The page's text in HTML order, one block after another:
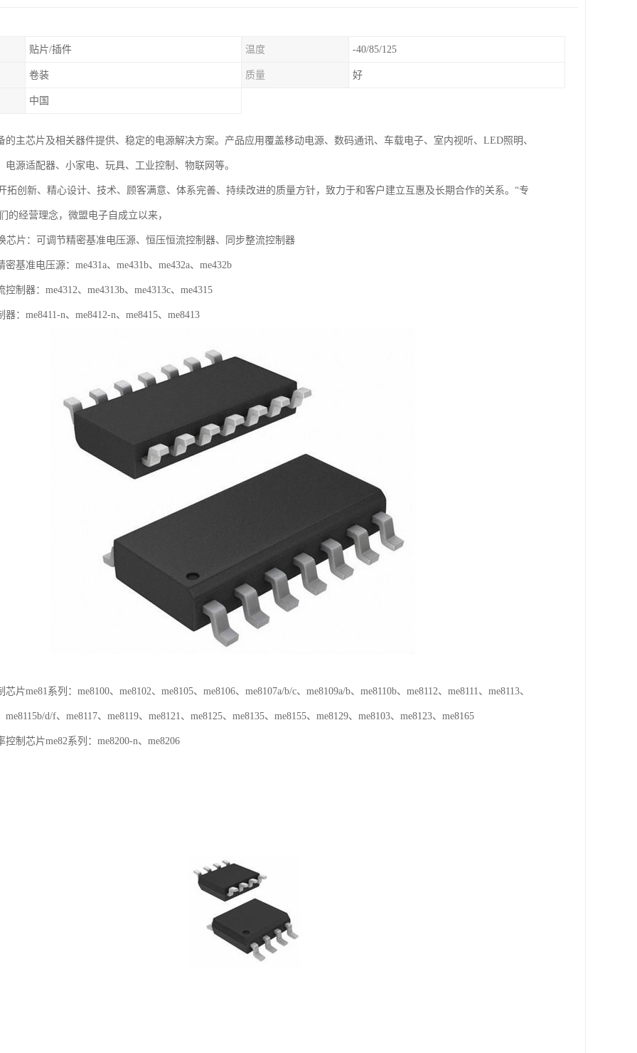
贴片/插件 温度 -40/85/125
卷装 质量 好
中国
的主芯片及相关器件提供、稳定的电源解决方案。产品应用覆盖移动电源、数码通讯、车载电子、室内视听、LED照明、
电源适配器、小家电、玩具、工业控制、物联网等。
创新、精心设计、技术、顾客满意、体系完善、持续改进的质量方针，致力于和客户建立互惠及长期合作的关系。“专
的经营理念，微盟电子自成立以来，
芯片：可调节精密基准电压源、恒压恒流控制器、同步整流控制器
准电压源：me431a、me431b、me432a、me432b
器：me4312、me4313b、me4313c、me4315
器：me8411-n、me8412-n、me8415、me8413
片me81系列：me8100、me8102、me8105、me8106、me8107a/b/c、me8109a/b、me8110b、me8112、me8111、me8113、
me8115b/d/f、me8117、me8119、me8121、me8125、me8135、me8155、me8129、me8103、me8123、me8165
芯片me82系列：me8200-n、me8206